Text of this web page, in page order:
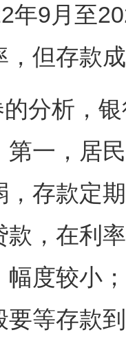
年9月至
，但存款
分析，
第一，居
，存款定
款，在利
幅度较小
要等存款